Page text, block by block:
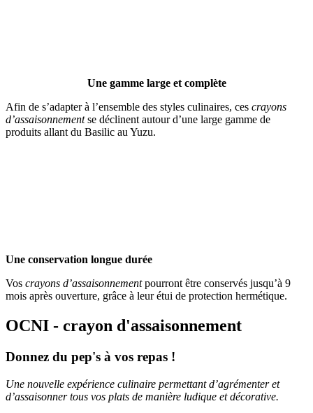
Une gamme large et complète
Afin de s’adapter à l’ensemble des styles culinaires, ces crayons
d’assaisonnementse déclinent autour d’une large gamme de
produits allant du Basilic au Yuzu.
Une conservation longue durée
Vos crayons d’assaisonnementpourront être conservés jusqu’à 9
mois après ouverture, grâce à leur étui de protection hermétique.
OCNI - crayon d'assaisonnement
Donnez du pep's à vos repas !
Une nouvelle expérience culinaire permettant d’agrémenter et
d’assaisonner tous vos plats de manière ludique et décorative.